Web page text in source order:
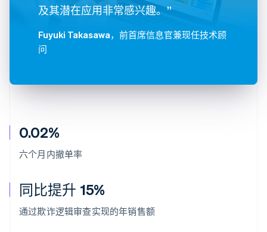
0.02%
六个月内撤单率
同比提升 15%
通过欺诈逻辑审查实现的年销售额
及其潜在应用非常感兴趣。”
Fuyuki Takasawa，前首席信息官兼现任技术顾
问
阿联酋
爱尔兰